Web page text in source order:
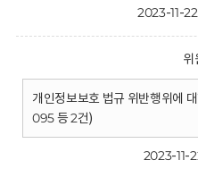
2023-11-22
위
개인정보보호 법규 위반행위에
095 등 2건)
2023-11-